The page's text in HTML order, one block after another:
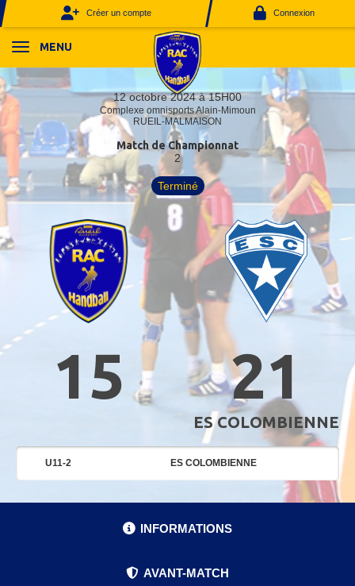
Créer un compte Connexion
MENU
12 octobre 2024 à 15H00
Complexe omnisports Alain-Mimoun
RUEIL-MALMAISON
Match de Championnat
2
Terminé
15 21
ES COLOMBIENNE
U11-2 ES COLOMBIENNE
INFORMATIONS
AVANT-MATCH
Panneau de gestion des cookies